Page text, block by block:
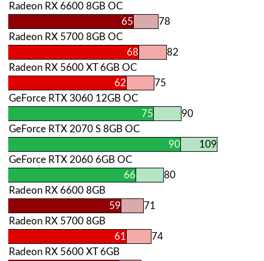
Radeon RX 6600 8GB OC
65
78
Radeon RX 5700 8GB OC
68
82
Radeon RX 5600 XT 6GB OC
62
75
GeForce RTX 3060 12GB OC
75
90
GeForce RTX 2070 S 8GB OC
90
109
GeForce RTX 2060 6GB OC
66
80
Radeon RX 6600 8GB
59
71
Radeon RX 5700 8GB
61
74
Radeon RX 5600 XT 6GB